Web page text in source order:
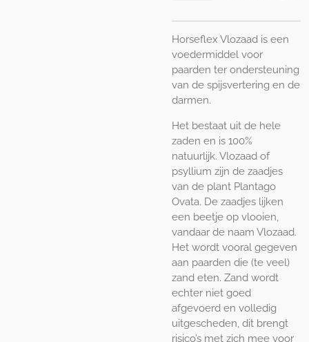
Horseflex Vlozaad is een
voedermiddel voor
paarden ter ondersteuning
van de spijsvertering en de
darmen.
Het bestaat uit de hele
zaden en is 100%
natuurlijk. Vlozaad of
psyllium zijn de zaadjes
van de plant Plantago
Ovata. De zaadjes lijken
een beetje op vlooien,
vandaar de naam Vlozaad.
Het wordt vooral gegeven
aan paarden die (te veel)
zand eten. Zand wordt
echter niet goed
afgevoerd en volledig
uitgescheden, dit brengt
risico’s met zich mee voor